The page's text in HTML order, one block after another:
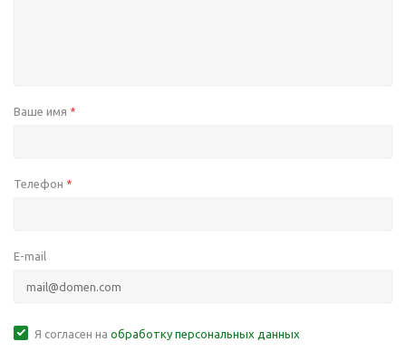
Ваше имя *
Телефон *
E-mail
Я согласен на обработку персональных данных